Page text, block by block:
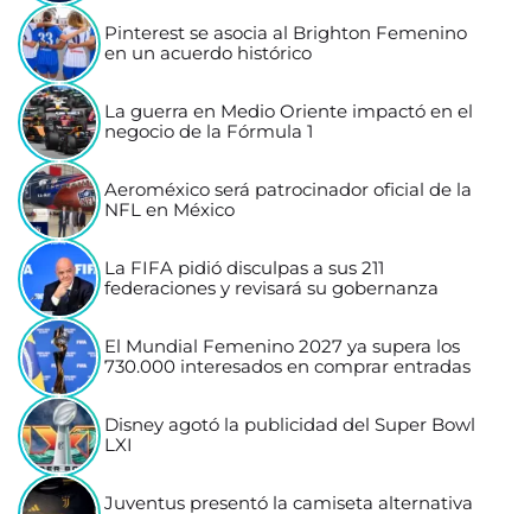
Pinterest se asocia al Brighton Femenino
en un acuerdo histórico
La guerra en Medio Oriente impactó en el
negocio de la Fórmula 1
Aeroméxico será patrocinador oficial de la
NFL en México
La FIFA pidió disculpas a sus 211
federaciones y revisará su gobernanza
El Mundial Femenino 2027 ya supera los
730.000 interesados en comprar entradas
Disney agotó la publicidad del Super Bowl
LXI
Juventus presentó la camiseta alternativa